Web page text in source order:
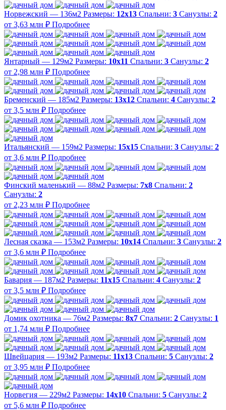
Норвежский — 136м2 Размеры: 12х13 Спальни: 3 Санузлы: 2
от 3,63 млн ₽ Подробнее
Янтарный — 129м2 Размеры: 10х11 Спальни: 3 Санузлы: 2
от 2,98 млн ₽ Подробнее
Бременский — 185м2 Размеры: 13х12 Спальни: 4 Санузлы: 2
от 3,5 млн ₽ Подробнее
Итальянский — 159м2 Размеры: 15х15 Спальни: 3 Санузлы: 2
от 3,6 млн ₽ Подробнее
Финский маленький — 88м2 Размеры: 7х8 Спальни: 2
Санузлы: 2
от 2,23 млн ₽ Подробнее
Лесная сказка — 153м2 Размеры: 10х14 Спальни: 3 Санузлы: 2
от 3,6 млн ₽ Подробнее
Бавария — 187м2 Размеры: 11х15 Спальни: 4 Санузлы: 2
от 3,5 млн ₽ Подробнее
Домик охотника — 76м2 Размеры: 8х7 Спальни: 2 Санузлы: 1
от 1,74 млн ₽ Подробнее
Швейцария — 193м2 Размеры: 11х13 Спальни: 5 Санузлы: 2
от 3,95 млн ₽ Подробнее
Норвегия — 229м2 Размеры: 14х10 Спальни: 5 Санузлы: 2
от 5,6 млн ₽ Подробнее